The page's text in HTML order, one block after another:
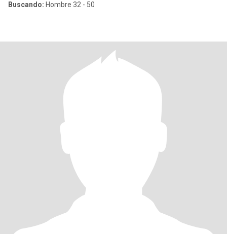
Buscando: Hombre 32 - 50